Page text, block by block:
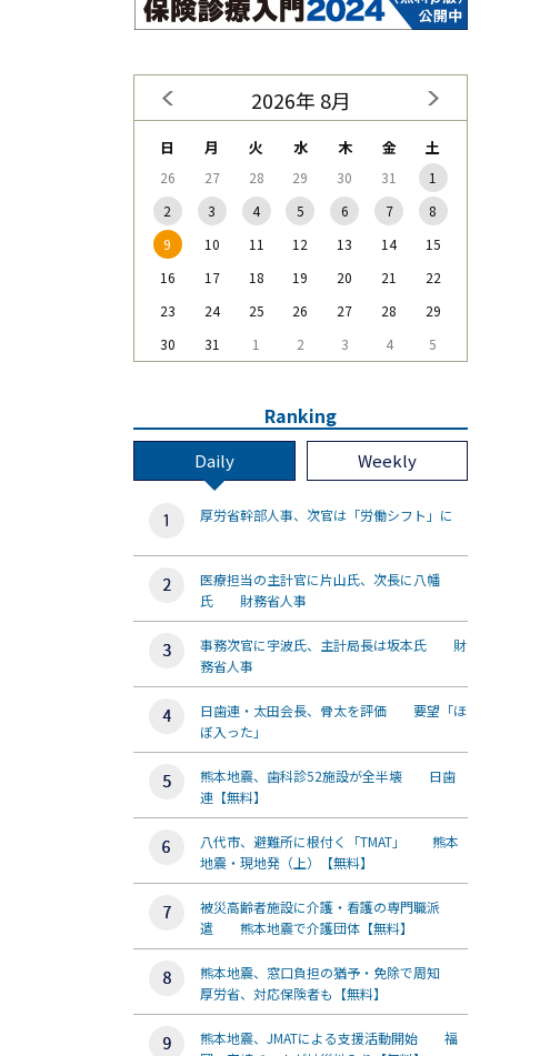
2026年 8月
日 月 火 水 木 金 土
26 27 28 29 30 31
1
2
3 4 5 6 7
8
9
10 11 12 13 14
15
16
17 18 19 20 21
22
23
24 25 26 27 28
29
30
31 1 2 3 4 5
Ranking
Daily Weekly
厚労省幹部人事、次官は「労働シフト」に
医療担当の主計官に片山氏、次長に八幡
氏 財務省人事
事務次官に宇波氏、主計局長は坂本氏 財
務省人事
日歯連・太田会長、骨太を評価 要望「ほ
ぼ入った」
熊本地震、歯科診52施設が全半壊 日歯
連【無料】
八代市、避難所に根付く「TMAT」 熊本
地震・現地発（上）【無料】
被災高齢者施設に介護・看護の専門職派
遣 熊本地震で介護団体【無料】
熊本地震、窓口負担の猶予・免除で周知
厚労省、対応保険者も【無料】
熊本地震、JMATによる支援活動開始 福